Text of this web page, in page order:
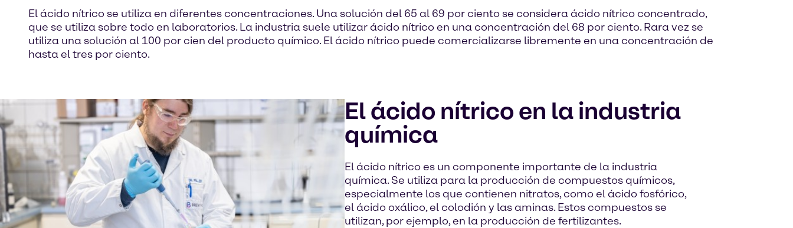
El ácido nítrico se utiliza en diferentes concentraciones. Una solución del 65 al 69 por ciento se considera ácido nítrico concentrado,
que se utiliza sobre todo en laboratorios. La industria suele utilizar ácido nítrico en una concentración del 68 por ciento. Rara vez se
utiliza una solución al 100 por cien del producto químico. El ácido nítrico puede comercializarse libremente en una concentración de
hasta el tres por ciento.
El ácido nítrico en la industria
química
El ácido nítrico es un componente importante de la industria
química. Se utiliza para la producción de compuestos químicos,
especialmente los que contienen nitratos, como el ácido fosfórico,
el ácido oxálico, el colodión y las aminas. Estos compuestos se
utilizan, por ejemplo, en la producción de fertilizantes.